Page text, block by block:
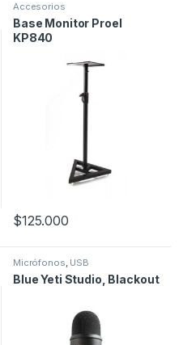
Accesorios
Base Monitor Proel
KP840
$125.000
Micrófonos, USB
Blue Yeti Studio, Blackout